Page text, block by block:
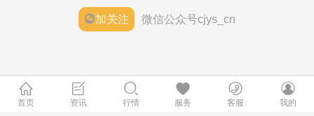
加关注 微信公众号cjys_cn
首页 资讯 行情 服务 客服 我的